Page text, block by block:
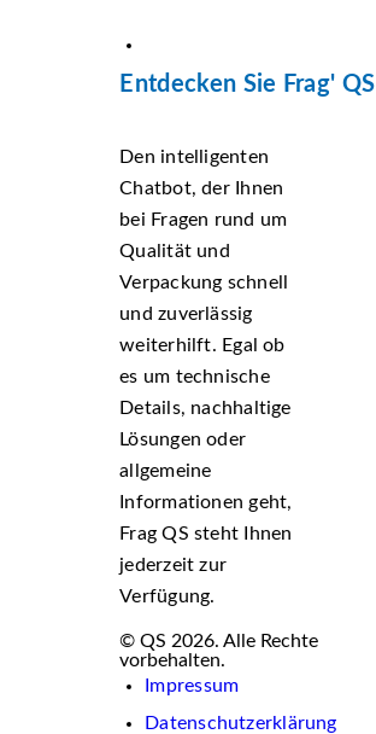
Entdecken Sie Frag' QS
Den intelligenten
Chatbot, der Ihnen
bei Fragen rund um
Qualität und
Verpackung schnell
und zuverlässig
weiterhilft. Egal ob
es um technische
Details, nachhaltige
Lösungen oder
allgemeine
Informationen geht,
Frag QS steht Ihnen
jederzeit zur
Verfügung.
© QS 2026. Alle Rechte
vorbehalten.
Impressum
Datenschutzerklärung